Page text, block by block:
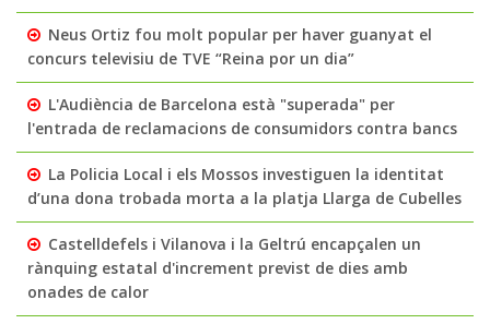
Neus Ortiz fou molt popular per haver guanyat el
concurs televisiu de TVE “Reina por un dia”
L'Audiència de Barcelona està "superada" per
l'entrada de reclamacions de consumidors contra bancs
La Policia Local i els Mossos investiguen la identitat
d’una dona trobada morta a la platja Llarga de Cubelles
Castelldefels i Vilanova i la Geltrú encapçalen un
rànquing estatal d'increment previst de dies amb
onades de calor